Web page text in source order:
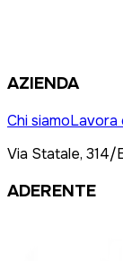
AZIENDA
Chi siamoLavora
Via Statale, 314/
ADERENTE